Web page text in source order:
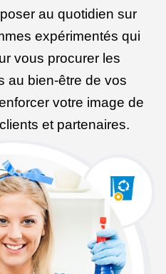
au quotidien sur
expérimentés qui
vous procurer les
au bien-être de vos
votre image de
et partenaires.